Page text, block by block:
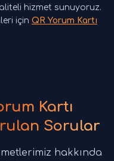
hizmet sunuyoruz.
için QR Yorum Kartı
Kartı
Sorular
hakkında